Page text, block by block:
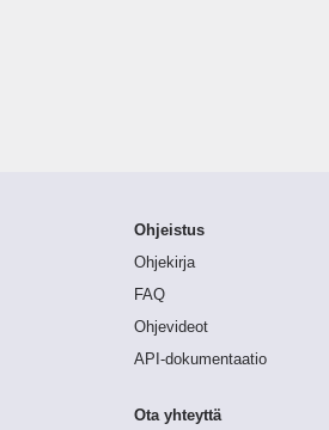
Ohjeistus
Ohjekirja
FAQ
Ohjevideot
API-dokumentaatio
Ota yhteyttä